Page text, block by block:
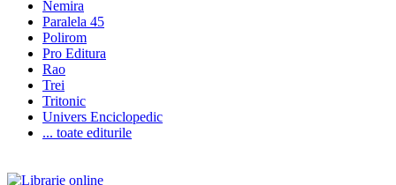
Nemira
Paralela 45
Polirom
Pro Editura
Rao
Trei
Tritonic
Univers Enciclopedic
... toate editurile